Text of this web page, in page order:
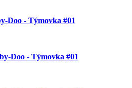
Doo - Týmovka #01
Doo - Týmovka #01